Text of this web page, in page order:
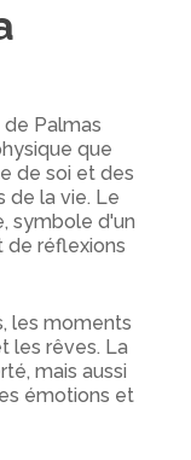
de Palmas
que
de soi et des
de la vie. Le
symbole d'un
de réflexions
les moments
les rêves. La
mais aussi
émotions et